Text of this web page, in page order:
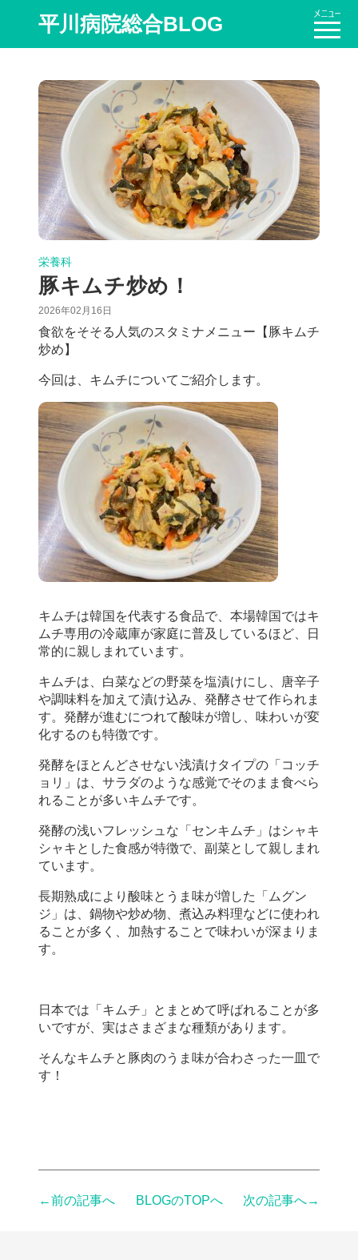
平川病院総合BLOG
栄養科
豚キムチ炒め！
2026年02月16日
食欲をそそる人気のスタミナメニュー【豚キムチ
炒め】
今回は、キムチについてご紹介します。
キムチは韓国を代表する食品で、本場韓国ではキ
ムチ専用の冷蔵庫が家庭に普及しているほど、日
常的に親しまれています。
キムチは、白菜などの野菜を塩漬けにし、唐辛子
や調味料を加えて漬け込み、発酵させて作られま
す。発酵が進むにつれて酸味が増し、味わいが変
化するのも特徴です。
発酵をほとんどさせない浅漬けタイプの「コッチ
ョリ」は、サラダのような感覚でそのまま食べら
れることが多いキムチです。
発酵の浅いフレッシュな「センキムチ」はシャキ
シャキとした食感が特徴で、副菜として親しまれ
ています。
長期熟成により酸味とうま味が増した「ムグン
ジ」は、鍋物や炒め物、煮込み料理などに使われ
ることが多く、加熱することで味わいが深まりま
す。
日本では「キムチ」とまとめて呼ばれることが多
いですが、実はさまざまな種類があります。
そんなキムチと豚肉のうま味が合わさった一皿で
す！
←前の記事へ BLOGのTOPへ 次の記事へ→